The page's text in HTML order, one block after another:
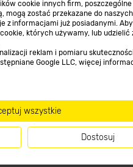
cookie innych firm, poszczególne
mogą zostać przekazane do naszych
z informacjami już posiadanymi.
których używamy, lub udzielić
reklam i pomiaru
Google LLC, więcej
wszystkie
Dostosuj
Regulaminy
Regulaminy
Polityka prywatności